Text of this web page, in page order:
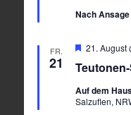
Nach Ansage
FR.
21
21. August
Auf dem
Salzuflen,